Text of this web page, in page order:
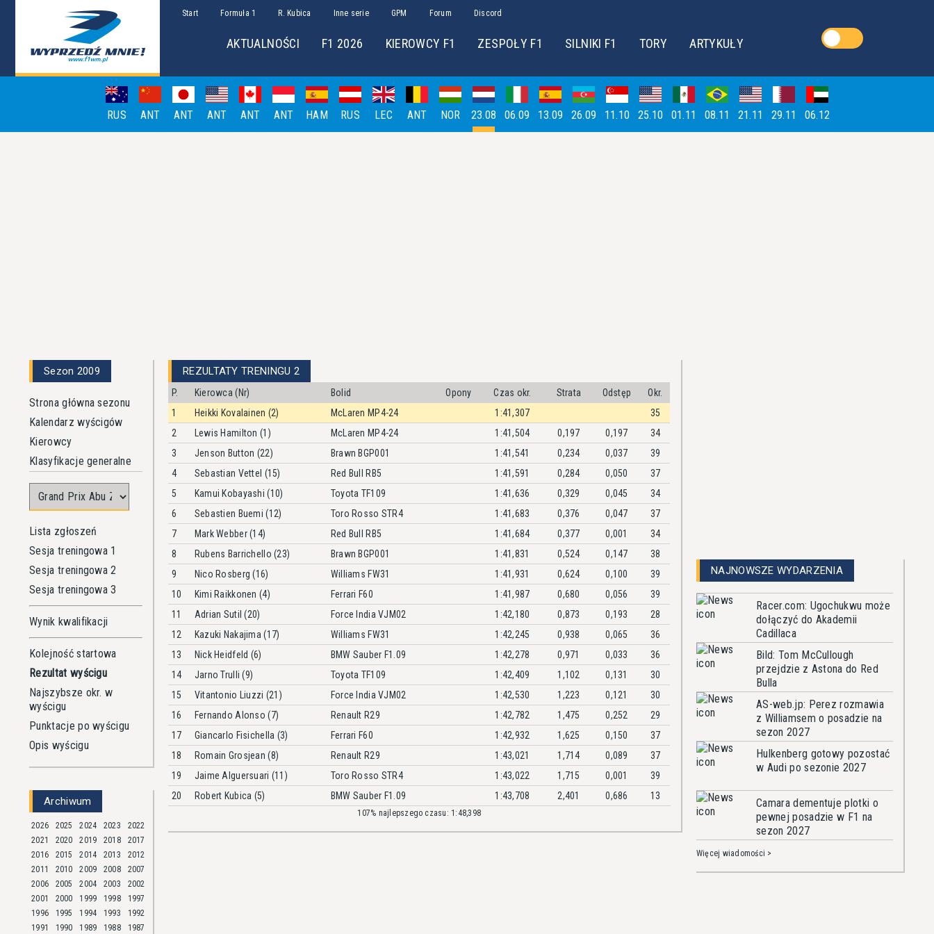
Start Formuła 1 R. Kubica Inne serie GPM Forum Discord
AKTUALNOŚCI F1 2026 KIEROWCY F1 ZESPOŁY F1 SILNIKI F1 TORY ARTYKUŁY
RUS ANT ANT ANT ANT ANT HAM RUS LEC ANT NOR 23.08 06.09 13.09 26.09 11.10 25.10 01.11 08.11 21.11 29.11 06.12
Sezon 2009
Strona główna sezonu
Kalendarz wyścigów
Kierowcy
Klasyfikacje generalne
Lista zgłoszeń
Sesja treningowa 1
Sesja treningowa 2
Sesja treningowa 3
Wynik kwalifikacji
Kolejność startowa
Rezultat wyścigu
Najszybsze okr. w
wyścigu
Punktacje po wyścigu
Opis wyścigu
Archiwum
2026 2025 2024 2023
2022
2021
2020 2019 2018
2017
2016
2015 2014 2013
2012
2011
2010 2009 2008
2007
2006
2005 2004 2003
2002
2001
2000 1999 1998
1997
1996
1995 1994 1993
1992
1991
1990 1989 1988 1987
REZULTATY TRENINGU 2
P. Kierowca (Nr) Bolid Opony Czas okr. Strata Odstęp
Okr.
1
Heikki Kovalainen (2) McLaren MP4-24 1:41,307
35
2
Lewis Hamilton (1) McLaren MP4-24 1:41,504 0,197 0,197
34
3
Jenson Button (22) Brawn BGP001 1:41,541 0,234 0,037
39
4
Sebastian Vettel (15) Red Bull RB5 1:41,591 0,284 0,050
37
5
Kamui Kobayashi (10) Toyota TF109 1:41,636 0,329 0,045
34
6
Sebastien Buemi (12) Toro Rosso STR4 1:41,683 0,376 0,047
37
7
Mark Webber (14) Red Bull RB5 1:41,684 0,377 0,001
34
8
Rubens Barrichello (23) Brawn BGP001 1:41,831 0,524 0,147
38
9
Nico Rosberg (16) Williams FW31 1:41,931 0,624 0,100
39
10
Kimi Raikkonen (4) Ferrari F60 1:41,987 0,680 0,056
39
11
Adrian Sutil (20) Force India VJM02 1:42,180 0,873 0,193
28
12
Kazuki Nakajima (17) Williams FW31 1:42,245 0,938 0,065
36
13
Nick Heidfeld (6) BMW Sauber F1.09 1:42,278 0,971 0,033
36
14
Jarno Trulli (9) Toyota TF109 1:42,409 1,102 0,131
30
15
Vitantonio Liuzzi (21) Force India VJM02 1:42,530 1,223 0,121
30
16
Fernando Alonso (7) Renault R29 1:42,782 1,475 0,252
29
17
Giancarlo Fisichella (3) Ferrari F60 1:42,932 1,625 0,150
37
18
Romain Grosjean (8) Renault R29 1:43,021 1,714 0,089
37
19
Jaime Alguersuari (11) Toro Rosso STR4 1:43,022 1,715 0,001
39
20
Robert Kubica (5) BMW Sauber F1.09 1:43,708 2,401 0,686 13
107% najlepszego czasu: 1:48,398
NAJNOWSZE WYDARZENIA
Racer.com: Ugochukwu może
dołączyć do Akademii
Cadillaca
Bild: Tom McCullough
przejdzie z Astona do Red
Bulla
AS-web.jp: Perez rozmawia
z Williamsem o posadzie na
sezon 2027
Hulkenberg gotowy pozostać
w Audi po sezonie 2027
Camara dementuje plotki o
pewnej posadzie w F1 na
sezon 2027
Więcej wiadomości >